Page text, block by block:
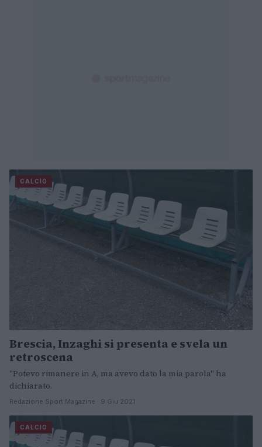
CALCIO
Brescia, Inzaghi si presenta e svela un
retroscena
"Potevo rimanere in A, ma avevo dato la mia parola" ha
dichiarato.
Redazione Sport Magazine · 9 Giu 2021
CALCIO